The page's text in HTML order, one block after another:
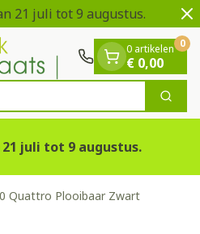
21 juli tot 9 augustus.
Zoek
0 artikelen
€ 0,00
0
juli tot 9 augustus.
Quattro Plooibaar Zwart